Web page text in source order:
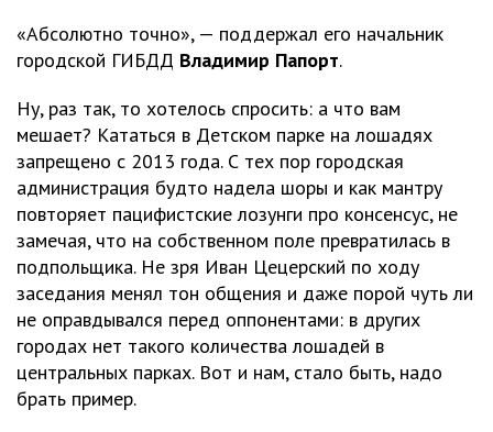
«Абсолютно точно», — поддержал его начальник
городской ГИБДД Владимир Папорт.
Ну, раз так, то хотелось спросить: а что вам
мешает? Кататься в Детском парке на лошадях
запрещено с 2013 года. С тех пор городская
администрация будто надела шоры и как мантру
повторяет пацифистские лозунги про консенсус, не
замечая, что на собственном поле превратилась в
подпольщика. Не зря Иван Цецерский по ходу
заседания менял тон общения и даже порой чуть ли
не оправдывался перед оппонентами: в других
городах нет такого количества лошадей в
центральных парках. Вот и нам, стало быть, надо
брать пример.